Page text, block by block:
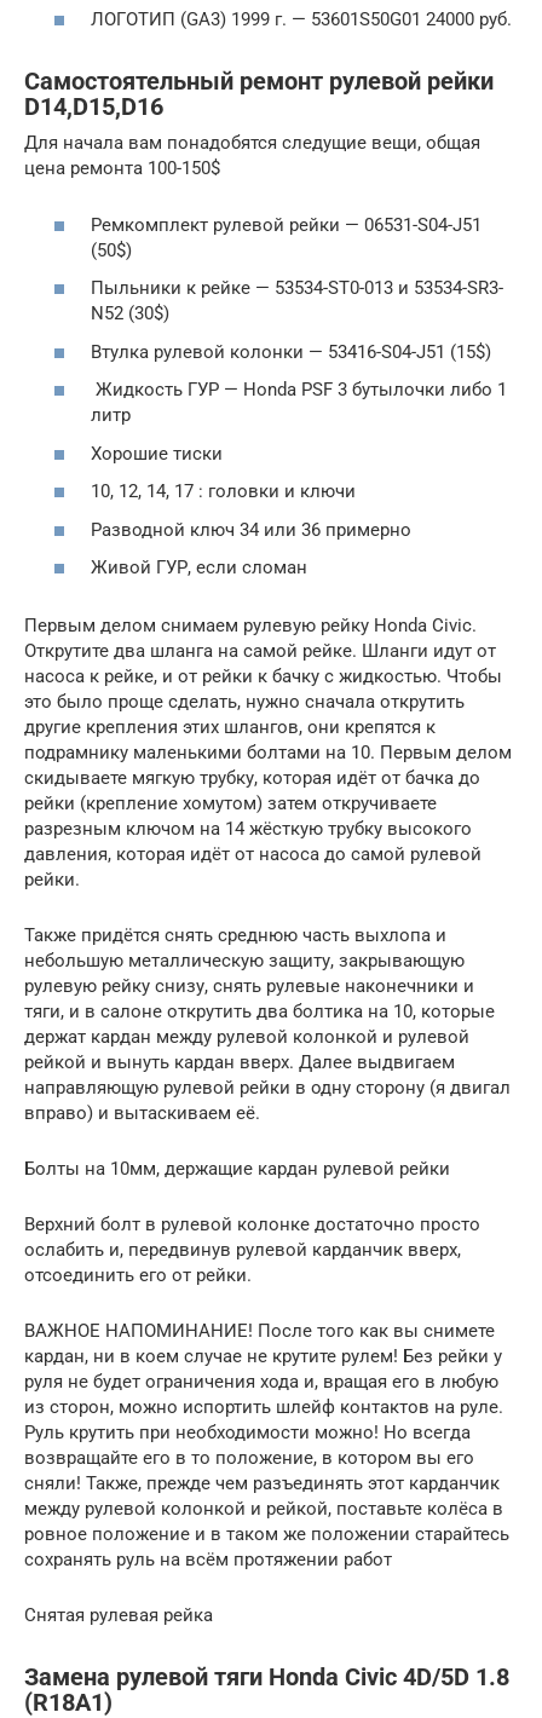
ЛОГОТИП (GA3) 1999 г. — 53601S50G01 24000 руб.
Самостоятельный ремонт рулевой рейки
D14,D15,D16
Для начала вам понадобятся следущие вещи, общая
цена ремонта 100-150$
Ремкомплект рулевой рейки — 06531-S04-J51
(50$)
Пыльники к рейке — 53534-ST0-013 и 53534-SR3-
N52 (30$)
Втулка рулевой колонки — 53416-S04-J51 (15$)
Жидкость ГУР — Honda PSF 3 бутылочки либо 1
литр
Хорошие тиски
10, 12, 14, 17 : головки и ключи
Разводной ключ 34 или 36 примерно
Живой ГУР, если сломан
Первым делом снимаем рулевую рейку Honda Civic.
Открутите два шланга на самой рейке. Шланги идут от
насоса к рейке, и от рейки к бачку с жидкостью. Чтобы
это было проще сделать, нужно сначала открутить
другие крепления этих шлангов, они крепятся к
подрамнику маленькими болтами на 10. Первым делом
скидываете мягкую трубку, которая идёт от бачка до
рейки (крепление хомутом) затем откручиваете
разрезным ключом на 14 жёсткую трубку высокого
давления, которая идёт от насоса до самой рулевой
рейки.
Также придётся снять среднюю часть выхлопа и
небольшую металлическую защиту, закрывающую
рулевую рейку снизу, снять рулевые наконечники и
тяги, и в салоне открутить два болтика на 10, которые
держат кардан между рулевой колонкой и рулевой
рейкой и вынуть кардан вверх. Далее выдвигаем
направляющую рулевой рейки в одну сторону (я двигал
вправо) и вытаскиваем её.
Болты на 10мм, держащие кардан рулевой рейки
Верхний болт в рулевой колонке достаточно просто
ослабить и, передвинув рулевой карданчик вверх,
отсоединить его от рейки.
ВАЖНОЕ НАПОМИНАНИЕ! После того как вы снимете
кардан, ни в коем случае не крутите рулем! Без рейки у
руля не будет ограничения хода и, вращая его в любую
из сторон, можно испортить шлейф контактов на руле.
Руль крутить при необходимости можно! Но всегда
возвращайте его в то положение, в котором вы его
сняли! Также, прежде чем разъединять этот карданчик
между рулевой колонкой и рейкой, поставьте колёса в
ровное положение и в таком же положении старайтесь
сохранять руль на всём протяжении работ
Снятая рулевая рейка
Замена рулевой тяги Honda Civic 4D/5D 1.8
(R18A1)